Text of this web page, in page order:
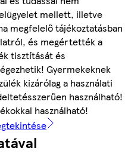
mellett, illetve
megfelelő tájékoztatásban
és megértették a
tisztítását és
Gyermekeknek
kizárólag a használati
használható!
használható!